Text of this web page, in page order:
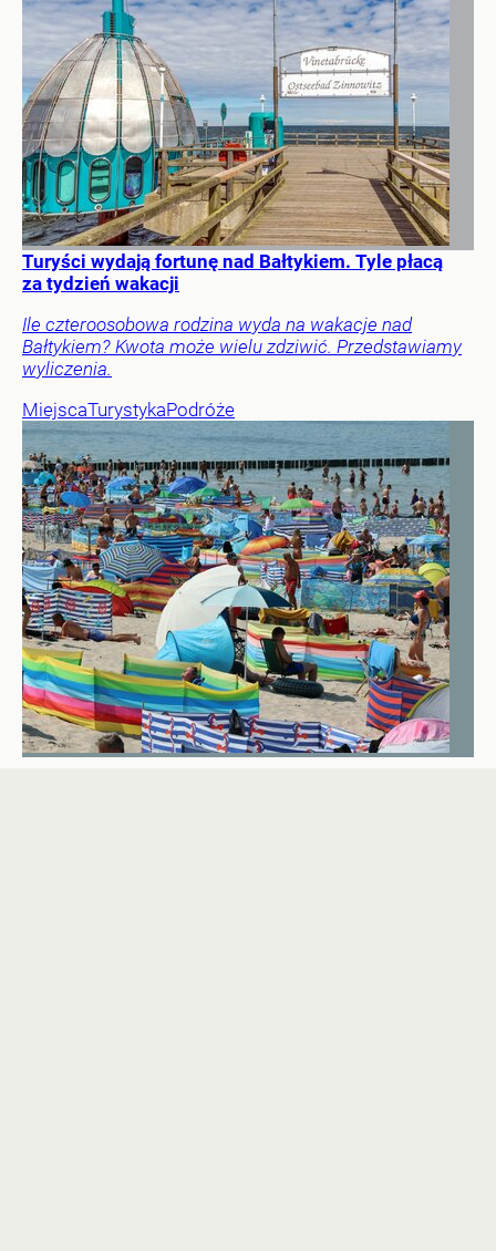
Turyści wydają fortunę nad Bałtykiem. Tyle płacą
za tydzień wakacji
Ile czteroosobowa rodzina wyda na wakacje nad
Bałtykiem? Kwota może wielu zdziwić. Przedstawiamy
wyliczenia.
MiejscaTurystykaPodróże